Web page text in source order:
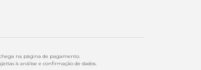
na página de pagamento.
à análise e confirmação de dados.